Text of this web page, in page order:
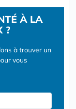
À LA
?
à trouver un
vous